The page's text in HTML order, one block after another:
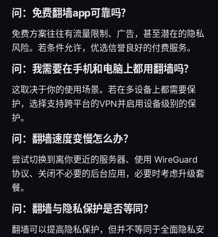
问：免费翻墙app可靠吗？
免费方案往往有流量限制、广告，甚至潜在的隐私
风险。若条件允许，优选信誉良好的付费服务。
问：我需要在手机和电脑上都用翻墙吗？
这取决于你的使用场景。若在多设备上都需要保
护，选择支持跨平台的VPN并启用设备级别的保
护。
问：翻墙速度变慢怎么办？
尝试切换到离你更近的服务器、使用 WireGuard
协议、关闭不必要的后台应用，必要时考虑升级套
餐。
问：翻墙与隐私保护是否等同？
翻墙可以提高隐私保护，但并不等同于全面隐私安